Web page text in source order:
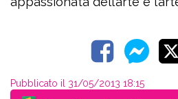
Pubblicato il 31/05/2013 18:15